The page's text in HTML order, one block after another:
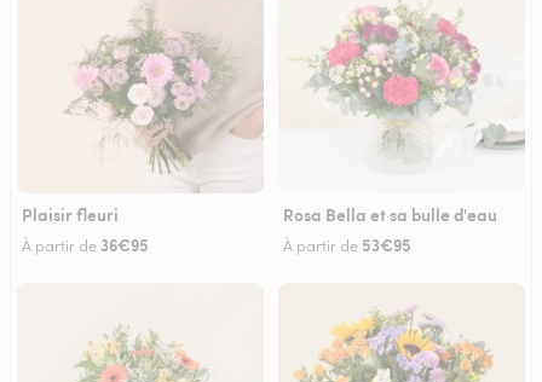
Plaisir fleuri
À partir de 36€95
Rosa Bella et sa bulle d'eau
À partir de 53€95